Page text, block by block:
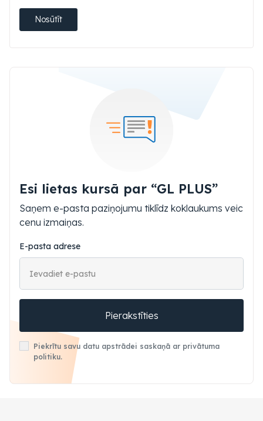
Nosūtīt
Esi lietas kursā par “GL PLUS”
Saņem e-pasta paziņojumu tiklīdz koklaukums veic
cenu izmaiņas.
E-pasta adrese
Pierakstīties
Piekrītu savu datu apstrādei saskaņā ar privātuma
politiku.